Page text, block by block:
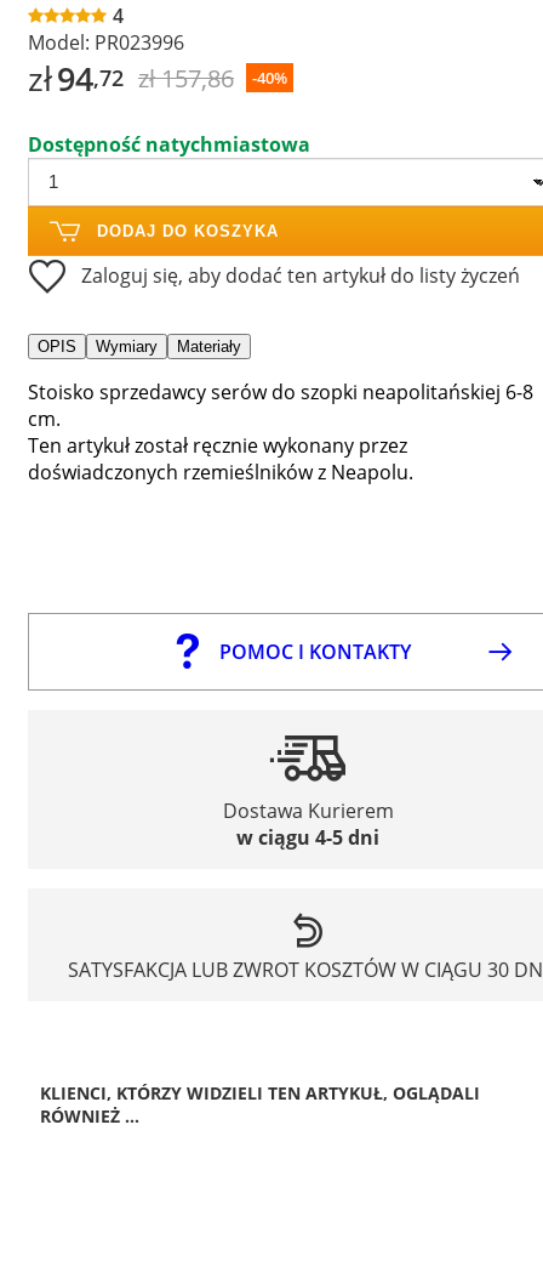
4
Model: PR023996
zł94,72 zł 157,86 -40%
Dostępność natychmiastowa
DODAJ DO KOSZYKA
Zaloguj się, aby dodać ten artykuł do listy życzeń
OPIS Wymiary Materiały
Stoisko sprzedawcy serów do szopki neapolitańskiej 6-8
cm.
Ten artykuł został ręcznie wykonany przez
doświadczonych rzemieślników z Neapolu.
POMOC I KONTAKTY
Dostawa Kurierem
w ciągu 4-5 dni
SATYSFAKCJA LUB ZWROT KOSZTÓW W CIĄGU 30
KLIENCI, KTÓRZY WIDZIELI TEN ARTYKUŁ, OGLĄDALI
RÓWNIEŻ ...